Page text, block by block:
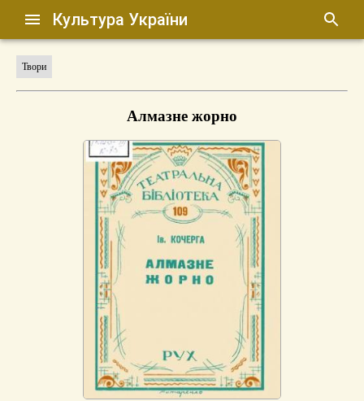
Культура України
Твори
Алмазне жорно